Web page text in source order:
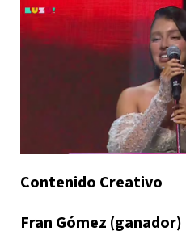
Contenido Creativo
Fran Gómez (ganador)